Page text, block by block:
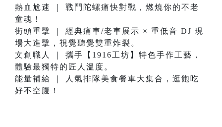
熱血尬速 ｜ 戰鬥陀螺痛快對戰，燃燒你的不老
童魂！
街頭重擊 ｜ 經典痛車/老車展示 × 重低音 DJ 現
場大進擊，視覺聽覺雙重炸裂。
文創職人 ｜ 攜手【1916工坊】特色手作工藝，
體驗最獨特的匠人溫度。
能量補給 ｜ 人氣排隊美食餐車大集合，逛飽吃
好不空腹！